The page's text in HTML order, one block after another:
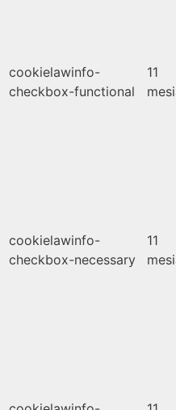
cookielawinfo-
checkbox-functional
11
cookielawinfo-
checkbox-necessary
11